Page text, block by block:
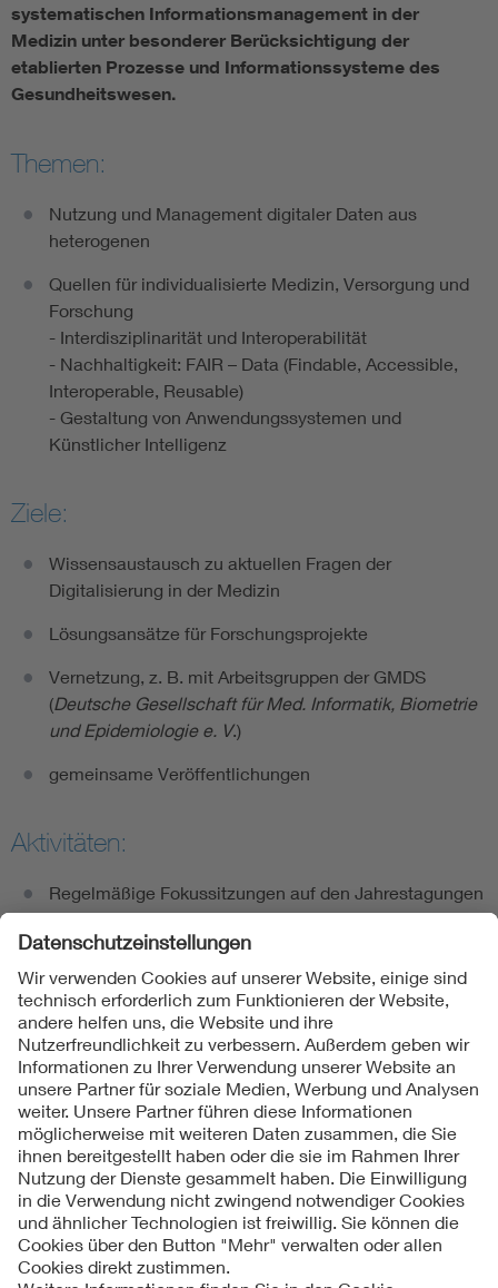
systematischen Informationsmanagement in der
Medizin unter besonderer Berücksichtigung der
etablierten Prozesse und Informationssysteme des
Gesundheitswesen.
Themen:
Nutzung und Management digitaler Daten aus
heterogenen
Quellen für individualisierte Medizin, Versorgung und
Forschung
- Interdisziplinarität und Interoperabilität
- Nachhaltigkeit: FAIR – Data (Findable, Accessible,
Interoperable, Reusable)
- Gestaltung von Anwendungssystemen und
Künstlicher Intelligenz
Ziele:
Wissensaustausch zu aktuellen Fragen der
Digitalisierung in der Medizin
Lösungsansätze für Forschungsprojekte
Vernetzung, z. B. mit Arbeitsgruppen der GMDS
(Deutsche Gesellschaft für Med. Informatik, Biometrie
und Epidemiologie e. V.)
gemeinsame Veröffentlichungen
Aktivitäten:
Regelmäßige Fokussitzungen auf den Jahrestagungen
Folgen Sie uns
Kontakte
Service
Impressum